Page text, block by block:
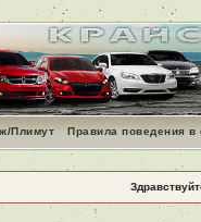
Плимут Правила поведения